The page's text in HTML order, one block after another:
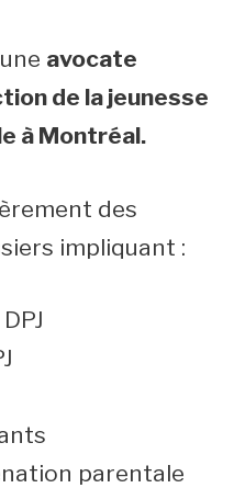
avocate
de la jeunesse
à Montréal.
des
impliquant :
parentale